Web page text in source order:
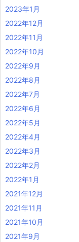
2023年1月
2022年12月
2022年11月
2022年10月
2022年9月
2022年8月
2022年7月
2022年6月
2022年5月
2022年4月
2022年3月
2022年2月
2022年1月
2021年12月
2021年11月
2021年10月
2021年9月